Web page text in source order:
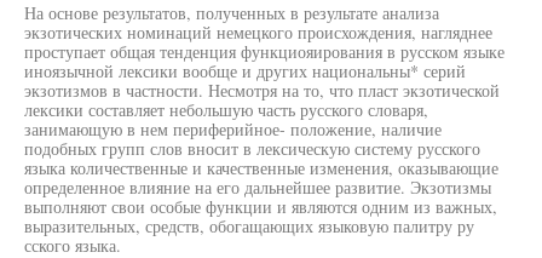
На основе результатов, полученных в результате анализа
экзотических номинаций немецкого происхождения, нагляднее
проступает общая тенденция функциояирования в русском языке
иноязычной лексики вообще и других национальны* серий
экзотизмов в частности. Несмотря на то, что пласт экзотической
лексики составляет небольшую часть русского словаря,
занимающую в нем периферийное- положение, наличие
подобных групп слов вносит в лексическую систему русского
языка количественные и качественные изменения, оказывающие
определенное влияние на его дальнейшее развитие. Экзотизмы
выполняют свои особые функции и являются одним из важных,
выразительных, средств, обогащающих языковую палитру ру
сского языка.